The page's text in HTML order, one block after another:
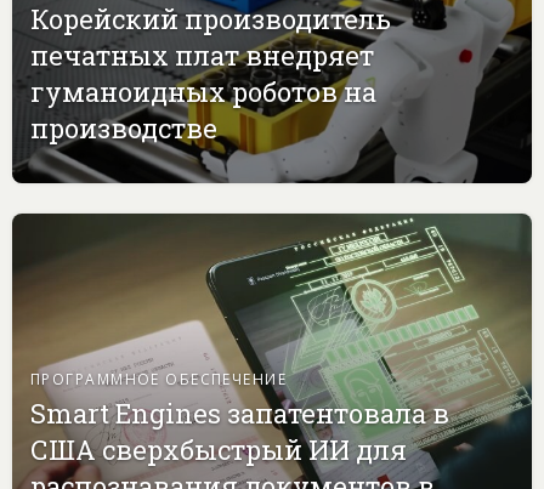
Корейский производитель
печатных плат внедряет
гуманоидных роботов на
производстве
ПРОГРАММНОЕ ОБЕСПЕЧЕНИЕ
Smart Engines запатентовала в
США сверхбыстрый ИИ для